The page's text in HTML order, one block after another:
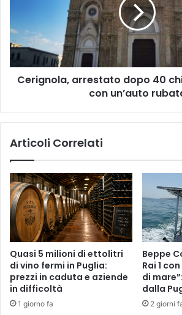
di
fuga
con
un’auto
rubata
Cerignola, arrestato dopo 40
con un’auto
Articoli Correlati
Quasi 5 milioni di ettolitri
di vino fermi in Puglia:
prezzi in caduta e aziende
in difficoltà
1 giorno fa
Beppe
Rai 1
di
dalla
2 giorni